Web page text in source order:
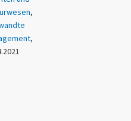
,
,